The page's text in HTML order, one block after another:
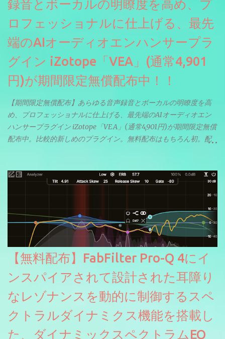
録音とボーカルの明瞭度を高め、プ
ロフェッショナルに仕上げる、最先
端のAIオーディオエンハンサープラ
グイン iZotope「VEA」(通常4,901
円)が期間限定無償配布中！！
【期間限定無償配布】あらゆる音声録音とボーカルの明瞭度を高
め、プロフェッショナルに仕上げる、最先端のAIオーディオエン
ハンサープラグイン iZotope「VEA」(通常4,901円)が期間限定無償
配布中。比較的新しめのプラグイン。無料配布はもちろん初。配
【無料配布】FabFilter Pro-Q 4にイ
ンスパイアされて設計された耳障り
なレゾナンスを動的に制御するスペ
クトラルダイナミクス機能を搭載し
た、ダイナミックスペクトラムEQ